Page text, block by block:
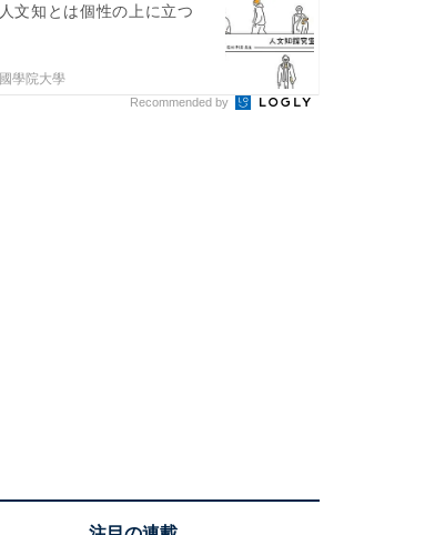
人文知とは個性の上に立つ
國學院大學
Recommended by